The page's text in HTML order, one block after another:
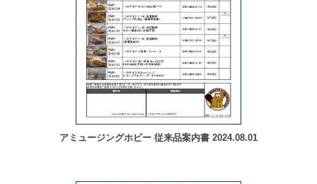
アミュージングホビー 従来品案内書 2024.08.01